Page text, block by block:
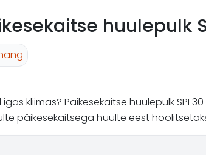
huulepulk
kliimas? Päikesekaitse huulepulk
päikesekaitsega huulte eest